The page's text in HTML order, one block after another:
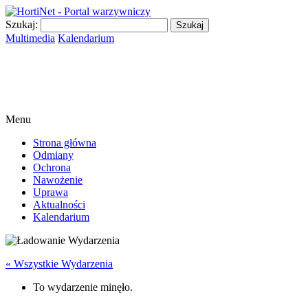
Szukaj:
Multimedia Kalendarium
Menu
Strona główna
Odmiany
Ochrona
Nawożenie
Uprawa
Aktualności
Kalendarium
« Wszystkie Wydarzenia
To wydarzenie minęło.